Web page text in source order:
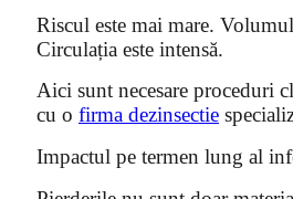
Riscul este mai mare.
Circulația este intensă.
Aici sunt necesare proceduri
cu o firma dezinsectie
Impactul pe termen lung al